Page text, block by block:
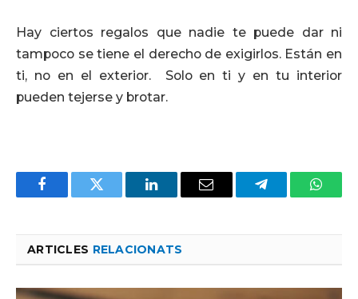
Hay ciertos regalos que nadie te puede dar ni
tampoco se tiene el derecho de exigirlos. Están en
ti, no en el exterior. Solo en ti y en tu interior
pueden tejerse y brotar.
FacebookTwitter LinkedInEmail Telegram
ARTICLES RELACIONATS